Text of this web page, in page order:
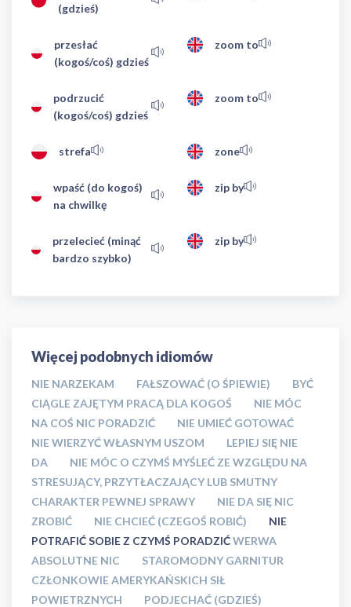
(gdzieś)
przesłać
(kogoś/coś) gdzieś
zoom to
podrzucić
(kogoś/coś) gdzieś
zoom to
strefa zone
wpaść (do kogoś)
na chwilkę
zip by
przelecieć (minąć
bardzo szybko)
zip by
Więcej podobnych idiomów
NIE NARZEKAM FAŁSZOWAĆ (O ŚPIEWIE)
BYĆ
CIĄGLE ZAJĘTYM PRACĄ DLA KOGOŚ
NIE MÓC
NA COŚ NIC PORADZIĆ
NIE UMIEĆ GOTOWAĆ
NIE WIERZYĆ WŁASNYM USZOM
LEPIEJ SIĘ NIE
DA
NIE MÓC O CZYMŚ MYŚLEĆ ZE WZGLĘDU NA
STRESUJĄCY, PRZYTŁACZAJĄCY LUB SMUTNY
CHARAKTER PEWNEJ SPRAWY
NIE DA SIĘ NIC
ZROBIĆ
NIE CHCIEĆ (CZEGOŚ ROBIĆ)
NIE
POTRAFIĆ SOBIE Z CZYMŚ PORADZIĆWERWA
ABSOLUTNE NIC
STAROMODNY GARNITUR
CZŁONKOWIE AMERYKAŃSKICH SIŁ
POWIETRZNYCH
PODJECHAĆ (GDZIEŚ)